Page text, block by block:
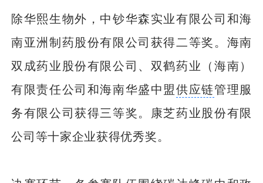
除华熙生物外，中钞华森实业有限公司和海
南亚洲制药股份有限公司获得二等奖。海南
双成药业股份有限公司、双鹤药业（海南）
有限责任公司和海南华盛中盟供应链管理服
务有限公司获得三等奖。康芝药业股份有限
公司等十家企业获得优秀奖。